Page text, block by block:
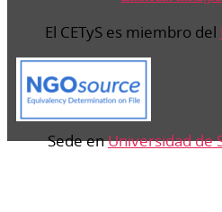
El CETyS es miembro del
Sede enUniversidad de